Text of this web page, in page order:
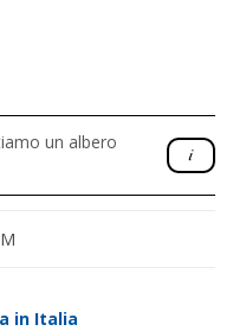
un albero
in Italia